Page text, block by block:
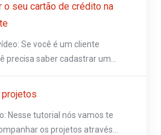
o seu cartão de crédito na
Se você é um cliente
precisa saber cadastrar um...
projetos
Nesse tutorial nós vamos te
os projetos através...